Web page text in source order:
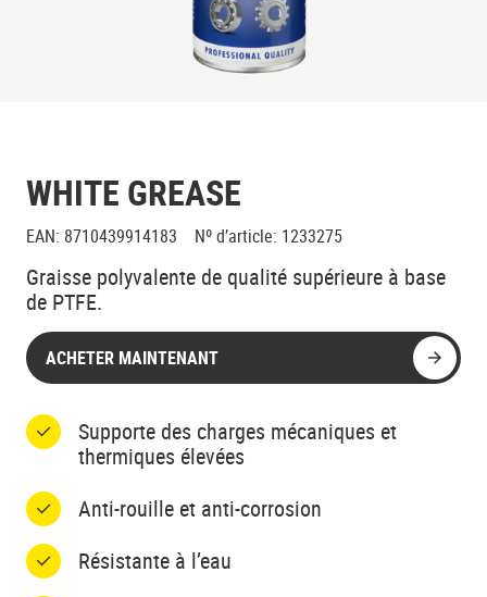
WHITE GREASE
EAN: 8710439914183 Nº d’article: 1233275
Graisse polyvalente de qualité supérieure à base
de PTFE.
ACHETER MAINTENANT
Supporte des charges mécaniques et
thermiques élevées
Anti-rouille et anti-corrosion
Résistante à l’eau